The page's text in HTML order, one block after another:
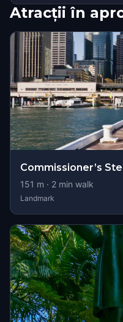
Atracții în
Commissioner’s
151 m · 2 min walk
Landmark